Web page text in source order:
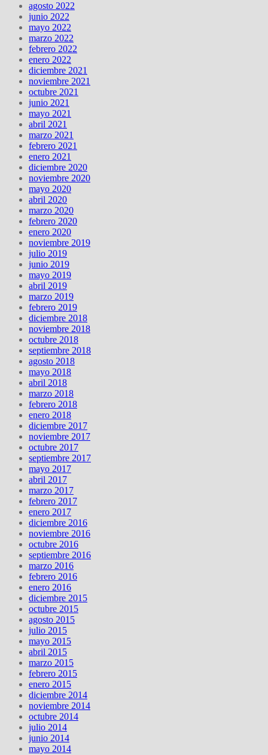
agosto 2022
junio 2022
mayo 2022
marzo 2022
febrero 2022
enero 2022
diciembre 2021
noviembre 2021
octubre 2021
junio 2021
mayo 2021
abril 2021
marzo 2021
febrero 2021
enero 2021
diciembre 2020
noviembre 2020
mayo 2020
abril 2020
marzo 2020
febrero 2020
enero 2020
noviembre 2019
julio 2019
junio 2019
mayo 2019
abril 2019
marzo 2019
febrero 2019
diciembre 2018
noviembre 2018
octubre 2018
septiembre 2018
agosto 2018
mayo 2018
abril 2018
marzo 2018
febrero 2018
enero 2018
diciembre 2017
noviembre 2017
octubre 2017
septiembre 2017
mayo 2017
abril 2017
marzo 2017
febrero 2017
enero 2017
diciembre 2016
noviembre 2016
octubre 2016
septiembre 2016
marzo 2016
febrero 2016
enero 2016
diciembre 2015
octubre 2015
agosto 2015
julio 2015
mayo 2015
abril 2015
marzo 2015
febrero 2015
enero 2015
diciembre 2014
noviembre 2014
octubre 2014
julio 2014
junio 2014
mayo 2014